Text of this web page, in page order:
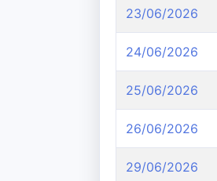
23/06/2026
24/06/2026
25/06/2026
26/06/2026
29/06/2026